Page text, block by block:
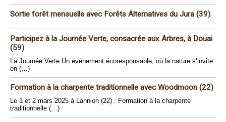
Sortie forêt mensuelle avec Forêts Alternatives du Jura (39)
Participez à la Journée Verte, consacrée aux Arbres, à Douai
(59)
La Journée Verte Un événement écoresponsable, où la nature s’invite
en (…)
Formation à la charpente traditionnelle avec Woodmoon (22)
Le 1 et 2 mars 2025 à Lannion (22) : Formation à la charpente
traditionnelle (…)